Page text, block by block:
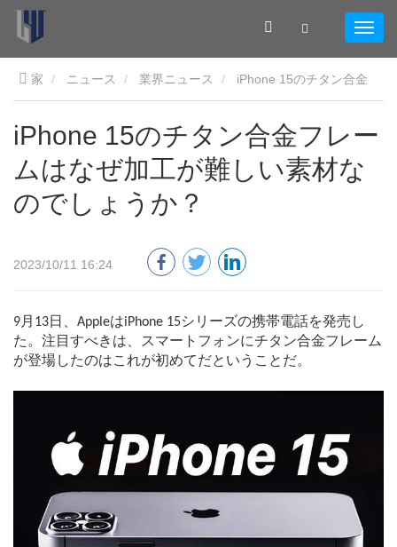
家 ニュース 業界ニュース
フレームはなぜ加工が難しい素材なのでしょうか？
iPhone 15のチタン合金フレー
ムはなぜ加工が難しい素材な
のでしょうか？
2023/10/11 16:24
9月13日、AppleはiPhone 15シリーズの携帯電話を発売し
た。注目すべきは、スマートフォンにチタン合金フレーム
が登場したのはこれが初めてだということだ。